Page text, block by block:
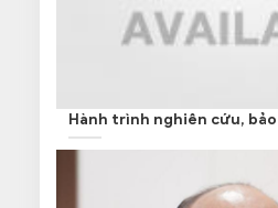
Hành trình nghiên cứu,